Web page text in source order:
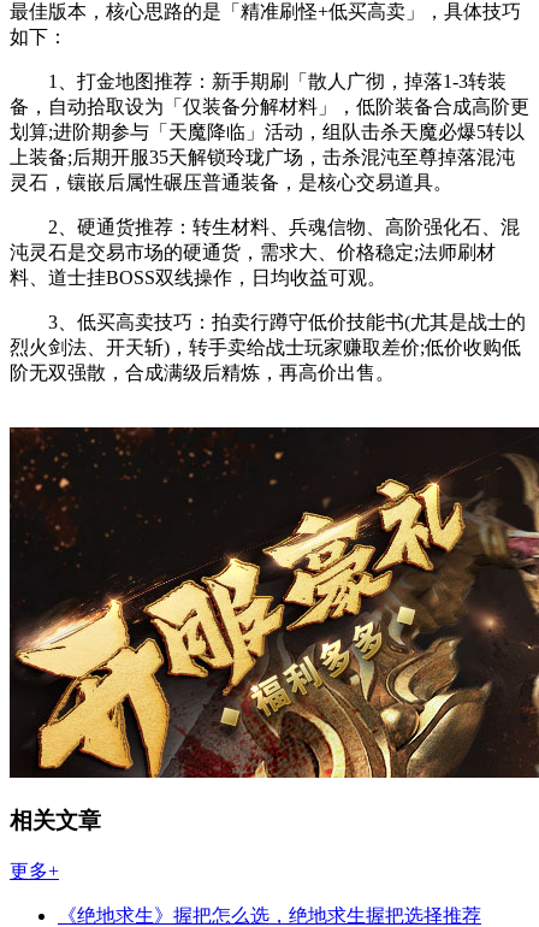
最佳版本，核心思路的是「精准刷怪+低买高卖」，具体技巧
如下：
1、打金地图推荐：新手期刷「散人广彻，掉落1-3转装
备，自动拾取设为「仅装备分解材料」，低阶装备合成高阶更
划算;进阶期参与「天魔降临」活动，组队击杀天魔必爆5转以
上装备;后期开服35天解锁玲珑广场，击杀混沌至尊掉落混沌
灵石，镶嵌后属性碾压普通装备，是核心交易道具。
2、硬通货推荐：转生材料、兵魂信物、高阶强化石、混
沌灵石是交易市场的硬通货，需求大、价格稳定;法师刷材
料、道士挂BOSS双线操作，日均收益可观。
3、低买高卖技巧：拍卖行蹲守低价技能书(尤其是战士的
烈火剑法、开天斩)，转手卖给战士玩家赚取差价;低价收购低
阶无双强散，合成满级后精炼，再高价出售。
相关文章
更多+
《绝地求生》握把怎么选，绝地求生握把选择推荐